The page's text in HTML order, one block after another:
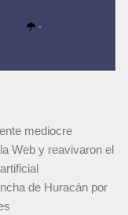
-
mediocre
Web y reavivaron el
de Huracán por